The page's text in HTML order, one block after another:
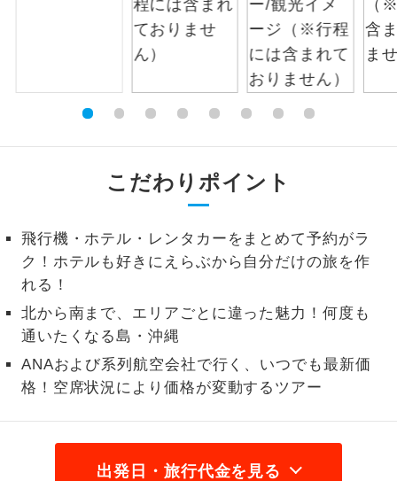
こだわりポイント
飛行機・ホテル・レンタカーをまとめて予約がラ
ク！ホテルも好きにえらぶから自分だけの旅を作
れる！
北から南まで、エリアごとに違った魅力！何度も
通いたくなる島・沖縄
ANAおよび系列航空会社で行く、いつでも最新価
格！空席状況により価格が変動するツアー
出発日・旅行代金を見る
全てのお食事が付いていますので、お食
事の心配はいりません。（機内食を除
く）
お部屋食
お部屋にてゆっくりとお召し上がりいた
だけます。
トラベルイヤ
周りの音を気にせず、ガイドさんの説明
1名様から出発可能な個人型プランで
2名様催行
2名様から出発可能な個人型プランで
おひとり様参
加限定
おひとり様限定でご参加いただけるコー
スです。
1名様1室同代
金
1名様1室利用でも追加料金がかからない
ご夫婦限定
ご夫婦限定でご参加いただけるコースで
す。